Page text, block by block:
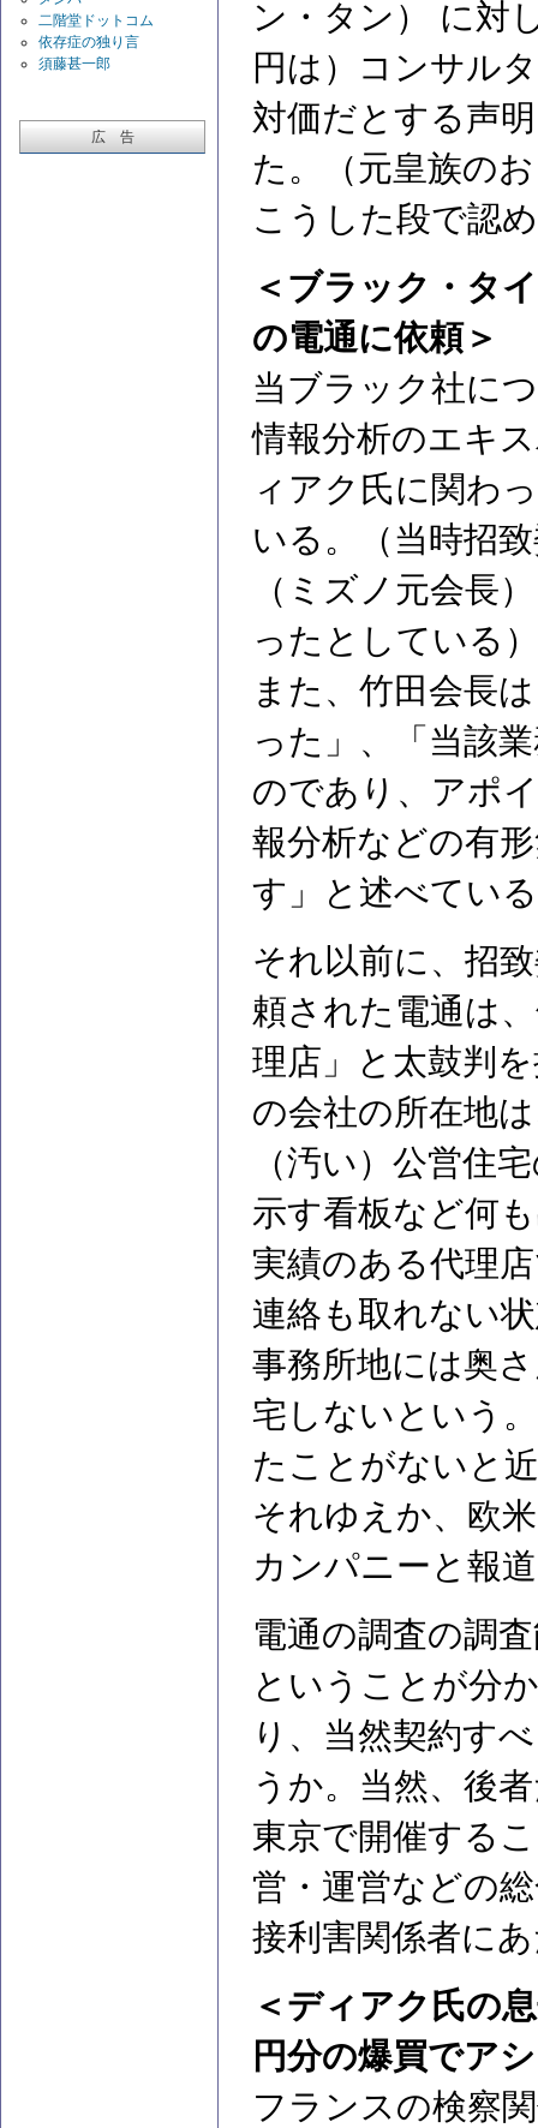
二階堂ドットコム
依存症の独り言
須藤甚一郎
広 告
ン・タン） に対
円は）コンサル
対価だとする声
た。（元皇族の
こうした段で認
＜ブラック・タ
の電通に依頼＞
当ブラック社に
情報分析のエキ
ィアク氏に関わ
いる。（当時招
（ミズノ元会長
ったとしている）
また、竹田会長
った」、「当該
のであり、アポ
報分析などの有
す」と述べてい
それ以前に、招
頼された電通は
理店」と太鼓判
の会社の所在地
（汚い）公営住
示す看板など何
実績のある代理
連絡も取れない
事務所地には奥
宅しないという
たことがないと
それゆえか、欧
カンパニーと報
電通の調査の調
ということが分
り、当然契約す
うか。当然、後
東京で開催する
営・運営などの
接利害関係者に
＜ディアク氏の
円分の爆買でア
フランスの検察